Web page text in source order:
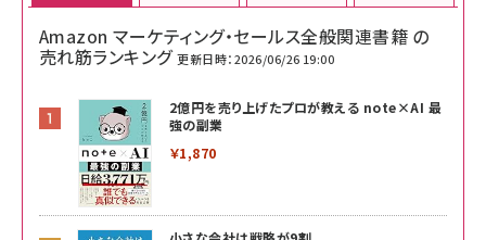
Amazon マーケティング・セールス全般関連書籍 の
売れ筋ランキング 更新日時：2026/06/26 19:00
2億円を売り上げたプロが教える note×AI 最
強の副業
￥1,870